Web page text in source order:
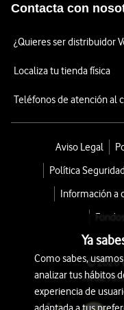
Contacta con
¿Quieres ser distribuidor
Localiza tu tienda física
Teléfonos de atención al
Aviso Legal
Política
Información a
© 2026
Avda.
Ya
Como sabes,
analizar tus hábitos
experiencia de